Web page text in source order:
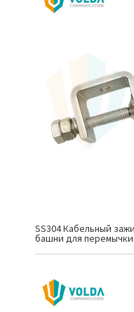
SS304 Кабельный
башни для перемычки